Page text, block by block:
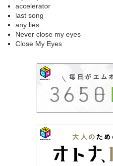
accelerator
last song
any lies
Never close my eyes
Close My Eyes